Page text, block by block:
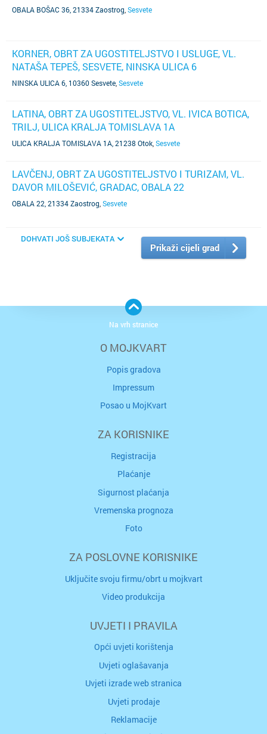
OBALA BOŠAC 36, 21334 Zaostrog Sesvete
KORNER, OBRT ZA UGOSTITELJSTVO I USLUGE, VL.
NATAŠA TEPEŠ, SESVETE, NINSKA ULICA 6
NINSKA ULICA 6, 10360 Sesvete Sesvete
LATINA, OBRT ZA UGOSTITELJSTVO, VL. IVICA BOTICA,
TRILJ, ULICA KRALJA TOMISLAVA 1A
ULICA KRALJA TOMISLAVA 1A, 21238 Otok Sesvete
LAVČENJ, OBRT ZA UGOSTITELJSTVO I TURIZAM, VL.
DAVOR MILOŠEVIĆ, GRADAC, OBALA 22
OBALA 22, 21334 Zaostrog Sesvete
DOHVATI JOŠ SUBJEKATA
Prikaži cijeli grad
O MOJKVART
Popis gradova
Impressum
Posao u MojKvart
ZA KORISNIKE
Registracija
Plaćanje
Sigurnost plaćanja
Vremenska prognoza
Foto
ZA POSLOVNE KORISNIKE
Uključite svoju firmu/obrt u mojkvart
Video produkcija
UVJETI I PRAVILA
Opći uvjeti korištenja
Uvjeti oglašavanja
Uvjeti izrade web stranica
Uvjeti prodaje
Reklamacije
Na vrh stranice